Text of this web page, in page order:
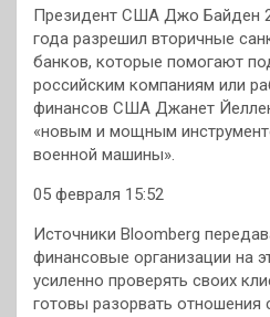
Президент США Джо Байден
года разрешил вторичные
банков, которые помогают
российским компаниям или
финансов США Джанет
«новым и мощным
военной машины».
05 февраля 15:52
Источники Bloomberg
финансовые организации на
усиленно проверять своих
готовы разорвать